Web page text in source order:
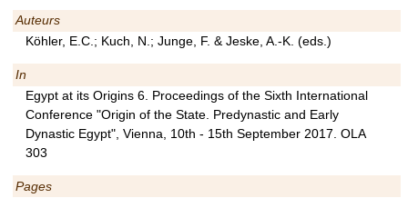
Auteurs
Köhler, E.C.; Kuch, N.; Junge, F. & Jeske, A.-K. (eds.)
In
Egypt at its Origins 6. Proceedings of the Sixth International
Conference "Origin of the State. Predynastic and Early
Dynastic Egypt", Vienna, 10th - 15th September 2017. OLA
303
Pages